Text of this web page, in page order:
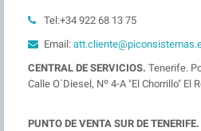
Tel:+34 922 68 13 75
Email:
CENTRAL DE SERVICIOS. Tenerife.
Calle O´Diesel, Nº 4-A "El Chorrillo" El
PUNTO DE VENTA SUR DE TENERIFE.